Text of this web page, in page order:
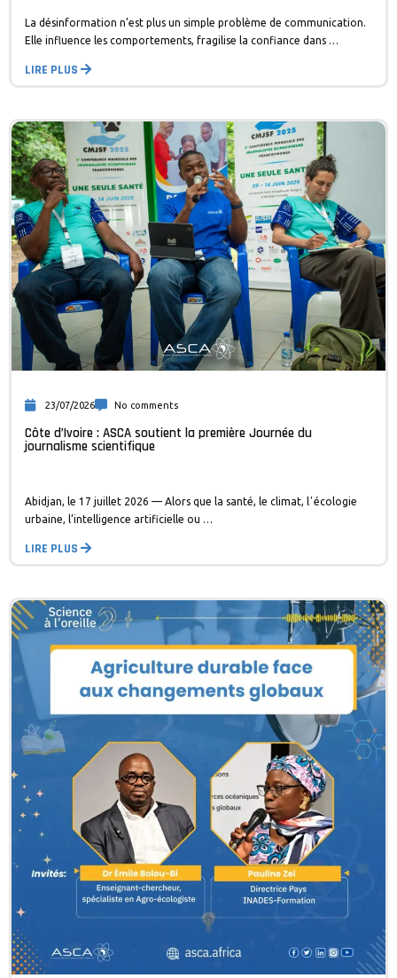
La désinformation n’est plus un simple problème de communication.
Elle influence les comportements, fragilise la confiance dans …
LIRE PLUS
23/07/2026 No comments
Côte d’Ivoire : ASCA soutient la première Journée du
journalisme scientifique
Abidjan, le 17 juillet 2026 — Alors que la santé, le climat, lʼécologie
urbaine, l’intelligence artificielle ou …
LIRE PLUS